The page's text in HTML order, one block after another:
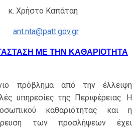
Καπάταη
ant.nta@patt.gov.gr
ΜΕ ΤΗΝ ΚΑΘΑΡΙΟΤΗΤΑ
πρόβλημα από την έλλειψη
υπηρεσίες της Περιφέρειας. Η
καθαριότητας και η
των προσλήψεων έχει